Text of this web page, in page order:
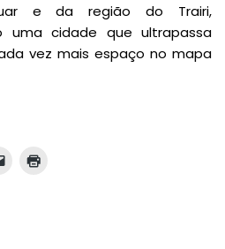
e da região do Trairi,
uma cidade que ultrapassa
vez mais espaço no mapa